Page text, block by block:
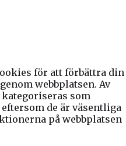
för att förbättra din
webbplatsen. Av
som
de är väsentliga
på webbplatsen